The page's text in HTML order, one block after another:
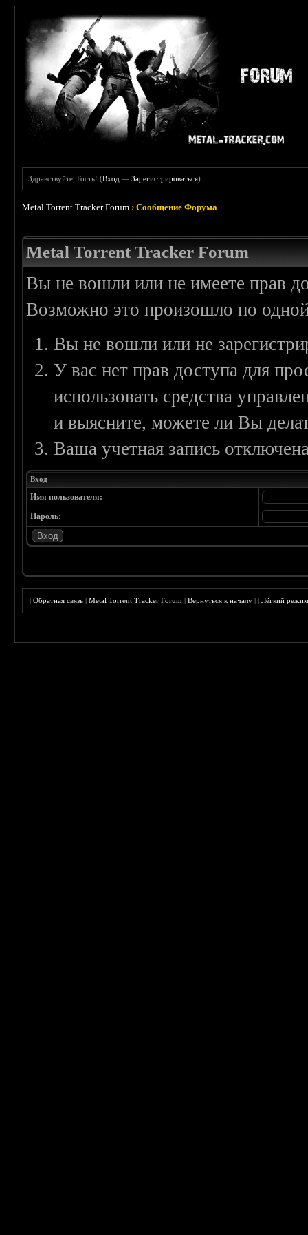
Здравствуйте, Гость! (Вход —Зарегистрироваться)
Metal Torrent Tracker Forum ›Сообщение Форума
Metal Torrent Tracker Forum
Вы не вошли или не имеете прав
Возможно это произошло по
Вы не вошли или не
У вас нет прав доступа для
использовать средства
и выясните, можете ли Вы
Ваша учетная запись
Вход
Имя пользователя:
Пароль:
|Обратная связь |Metal Torrent Tracker Forum |Вернуться к началу ||Лёгкий